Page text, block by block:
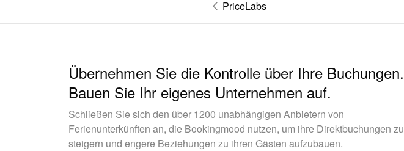
PriceLabs
Übernehmen Sie die Kontrolle über Ihre Buchungen.
Bauen Sie Ihr eigenes Unternehmen auf.
Schließen Sie sich den über 1200 unabhängigen Anbietern von
Ferienunterkünften an, die Bookingmood nutzen, um ihre Direktbuchungen zu
steigern und engere Beziehungen zu ihren Gästen aufzubauen.